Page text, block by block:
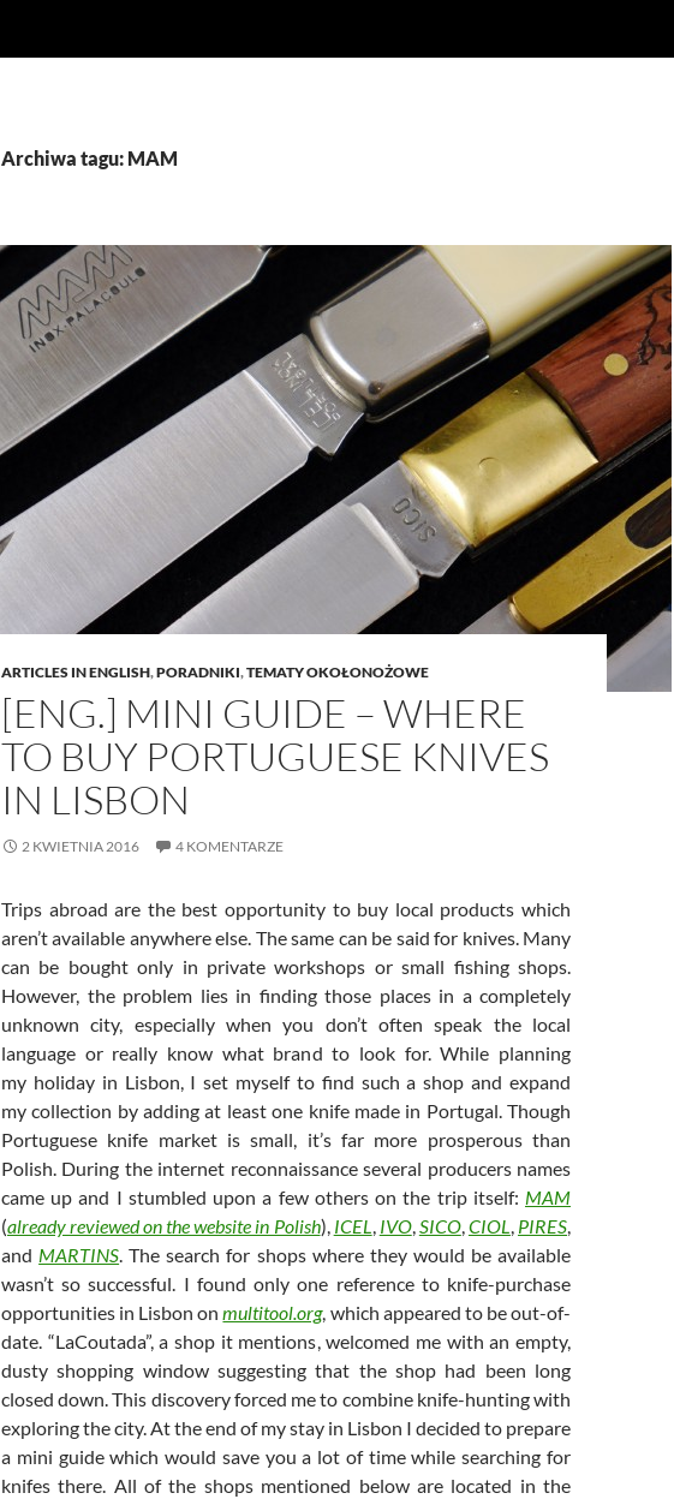
Archiwa tagu: MAM
ARTICLES IN ENGLISH,PORADNIKI,TEMATY OKOŁONOŻOWE
[ENG.] MINI GUIDE – WHERE
TO BUY PORTUGUESE KNIVES
IN LISBON
2 KWIETNIA 2016 4 KOMENTARZE
Trips abroad are the best opportunity to buy local products which
aren’t available anywhere else. The same can be said for knives. Many
can be bought only in private workshops or small fishing shops.
However, the problem lies in finding those places in a completely
unknown city, especially when you don’t often speak the local
language or really know what brand to look for. While planning
my holiday in Lisbon, I set myself to find such a shop and expand
my collection by adding at least one knife made in Portugal. Though
Portuguese knife market is small, it’s far more prosperous than
Polish. During the internet reconnaissance several producers names
came up and I stumbled upon a few others on the trip itself: MAM
(already reviewed on the website in Polish), ICEL, IVO,SICO,CIOL, PIRES,
and MARTINS. The search for shops where they would be available
wasn’t so successful. I found only one reference to knife-purchase
opportunities in Lisbon onmultitool.org, which appeared to be out-of-
date. “LaCoutada”, a shop it mentions, welcomed me with an empty,
dusty shopping window suggesting that the shop had been long
closed down. This discovery forced me to combine knife-hunting with
exploring the city. At the end of my stay in Lisbon I decided to prepare
a mini guide which would save you a lot of time while searching for
knifes there. All of the shops mentioned below are located in the